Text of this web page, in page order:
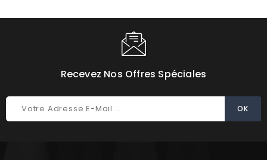
Recevez Nos Offres Spéciales